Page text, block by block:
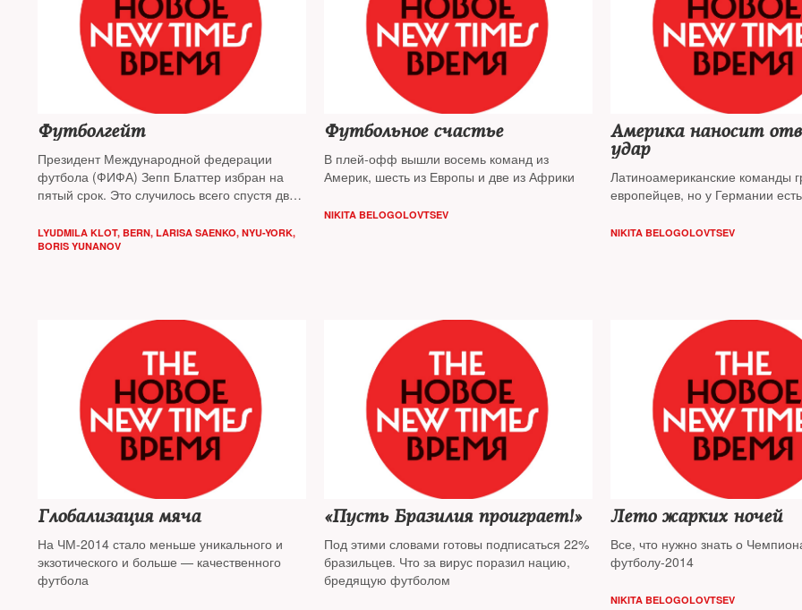
Футболгейт
Президент Международной федерации
футбола (ФИФА) Зепп Блаттер избран на
пятый срок. Это случилось всего спустя двое
предъявили обвинения в коррупции,
вымогательстве и отмывании денег девяти
Россия и Катар завоевали право принимать
чемпионаты мира по футболу в 2018 и 2022
LYUDMILA KLOT, BERN, LARISA SAENKO, NYU-YORK,
BORIS YUNANOV
Футбольное счастье
В плей-офф вышли восемь команд из
Америк, шесть из Европы и две из Африки
NIKITA BELOGOLOVTSEV
Америка наносит
удар
Латиноамериканские команды
европейцев, но у Германии
NIKITA BELOGOLOVTSEV
Глобализация мяча
На ЧМ-2014 стало меньше уникального и
экзотического и больше — качественного
футбола
«Пусть Бразилия проиграет!»
Под этими словами готовы подписаться 22%
бразильцев. Что за вирус поразил нацию,
бредящую футболом
Лето жарких ночей
Все, что нужно знать о
футболу-2014
NIKITA BELOGOLOVTSEV